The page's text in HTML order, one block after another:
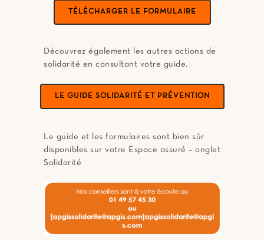
TÉLÉCHARGER LE FORMULAIRE
Découvrez également les autres actions de
solidarité en consultant votre guide.
LE GUIDE SOLIDARITÉ ET PRÉVENTION
Le guide et les formulaires sont bien sûr
disponibles sur votre Espace assuré – onglet
Solidarité